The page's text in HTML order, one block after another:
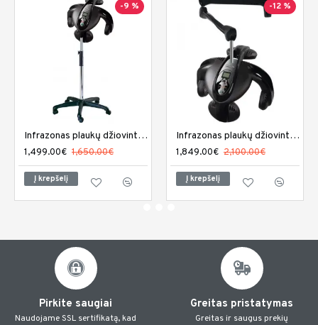
-9 %
Infrazonas plaukų džiovintuvas Sibel Climaco
1,499.00€ 1,650.00€
Į krepšelį
-12 %
Infrazonas plaukų džiovintuvas Sibel Climaco sieninis
1,849.00€ 2,100.00€
Į krepšelį
Pirkite saugiai
Naudojame SSL sertifikatą, kad
Greitas pristatymas
Greitas ir saugus prekių